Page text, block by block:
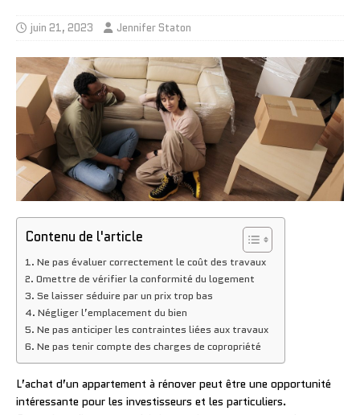
juin 21, 2023 Jennifer Staton
Contenu de l'article
Ne pas évaluer correctement le coût des travaux
Omettre de vérifier la conformité du logement
Se laisser séduire par un prix trop bas
Négliger l’emplacement du bien
Ne pas anticiper les contraintes liées aux travaux
Ne pas tenir compte des charges de copropriété
L’achat d’un appartement à rénover peut être une opportunité
intéressante pour les investisseurs et les particuliers.